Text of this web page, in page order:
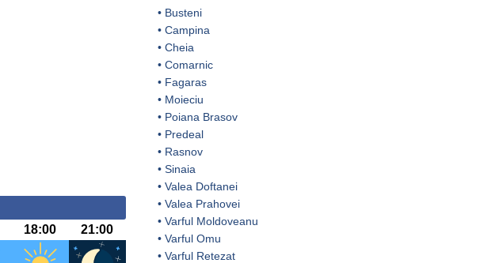
18:00 21:00
• Busteni
• Campina
• Cheia
• Comarnic
• Fagaras
• Moieciu
• Poiana Brasov
• Predeal
• Rasnov
• Sinaia
• Valea Doftanei
• Valea Prahovei
• Varful Moldoveanu
• Varful Omu
• Varful Retezat